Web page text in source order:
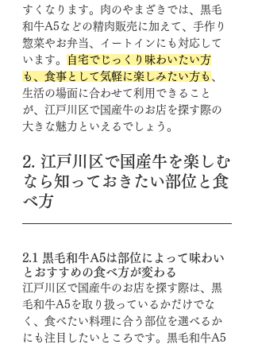
すくなります。肉のやまざきでは、黒毛
和牛A5などの精肉販売に加えて、手作り
惣菜やお弁当、イートインにも対応して
います。
自宅でじっくり味わいたい方
も、食事として気軽に楽しみたい方も 、
生活の場面に合わせて利用できること
が、江戸川区で国産牛のお店を探す際の
大きな魅力といえるでしょう。
2. 江戸川区で国産牛を楽しむ
なら知っておきたい部位と食
べ方
2.1 黒毛和牛A5は部位によって味わい
とおすすめの食べ方が変わる
江戸川区で国産牛のお店を探す際は、黒
毛和牛A5を取り扱っているかだけでな
く、食べたい料理に合う部位を選べるか
にも注目したいところです。黒毛和牛A5